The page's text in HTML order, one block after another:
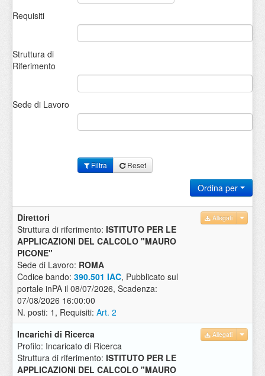
Requisiti
Struttura di
Riferimento
Sede di Lavoro
Filtra Reset
Ordina per
Direttori
Struttura di riferimento: ISTITUTO PER LE
APPLICAZIONI DEL CALCOLO "MAURO
PICONE"
Sede di Lavoro: ROMA
Codice bando: 390.501 IAC, Pubblicato sul
portale inPA il 08/07/2026, Scadenza:
07/08/2026 16:00:00
N. posti: 1, Requisiti: Art. 2
Allegati
Incarichi di Ricerca
Profilo: Incaricato di Ricerca
Struttura di riferimento: ISTITUTO PER LE
APPLICAZIONI DEL CALCOLO "MAURO
Allegati